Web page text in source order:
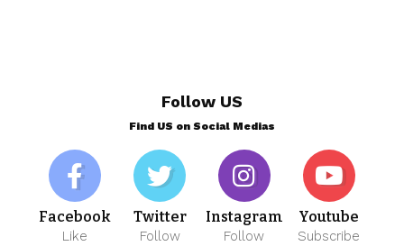
Follow US
Find US on Social Medias
Facebook
Like
Twitter
Follow
Instagram
Follow
Youtube
Subscribe